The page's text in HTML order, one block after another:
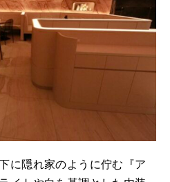
に隠れ家のように佇む『ア